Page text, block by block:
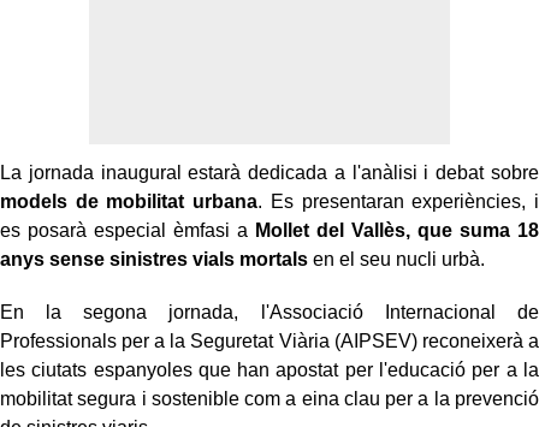
La jornada inaugural estarà dedicada a l'anàlisi i debat sobre
models de mobilitat urbana. Es presentaran experiències, i
es posarà especial èmfasi a Mollet del Vallès, que suma 18
anys sense sinistres vials mortals en el seu nucli urbà.
En la segona jornada, l'Associació Internacional de
Professionals per a la Seguretat Viària (AIPSEV) reconeixerà a
les ciutats espanyoles que han apostat per l'educació per a la
mobilitat segura i sostenible com a eina clau per a la prevenció